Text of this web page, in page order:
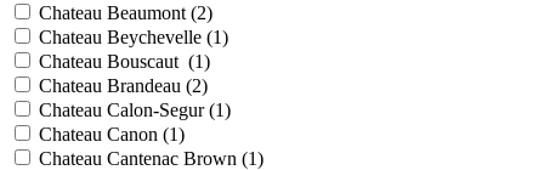
Chateau Beaumont (2)
Chateau Beychevelle (1)
Chateau Bouscaut (1)
Chateau Brandeau (2)
Chateau Calon-Segur (1)
Chateau Canon (1)
Chateau Cantenac Brown (1)